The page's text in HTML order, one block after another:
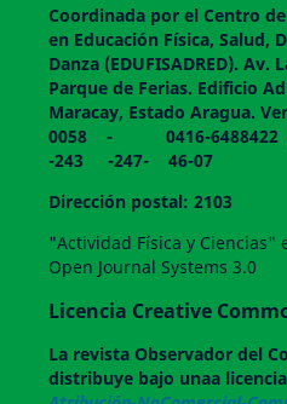
Coordinada por el Centro
en Educación Física, Salud,
Danza (EDUFISADRED). Av.
Parque de Ferias. Edificio
Maracay, Estado Aragua.
0058 - 0416-
-243 -247- 46-07
Dirección postal: 2103
"Actividad Física y Ciencias"
Open Journal Systems 3.0
Licencia Creative
La revistaObservador del
distribuye bajo unaa licencia